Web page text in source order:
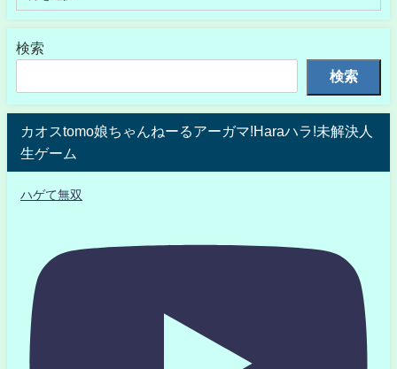
検索
検索
カオスtomo娘ちゃんねーるアーガマ!Haraハラ!未解決人
生ゲーム
ハゲて無双